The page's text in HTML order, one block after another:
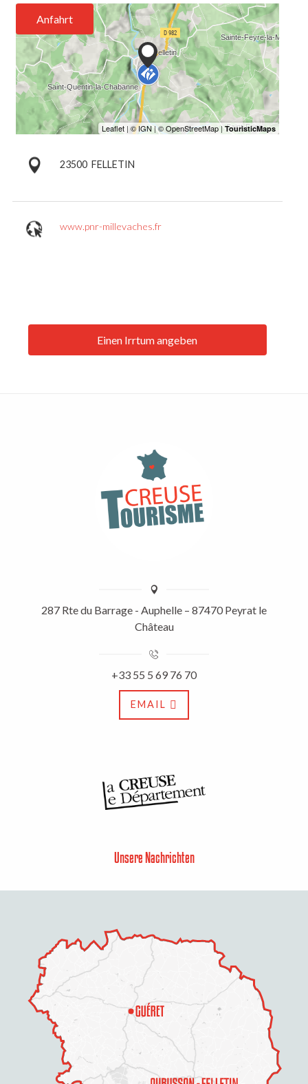
Anfahrt
23500 FELLETIN
www.pnr-millevaches.fr
Einen Irrtum angeben
287 Rte du Barrage - Auphelle – 87470 Peyrat le
Château
+33 55 5 69 76 70
EMAIL
Unsere Nachrichten